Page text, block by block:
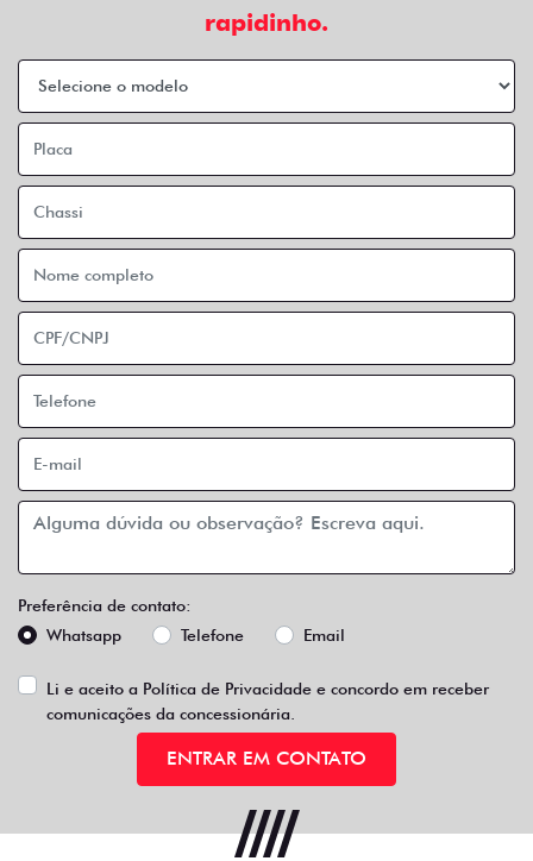
rapidinho.
Preferência de contato:
Whatsapp
Telefone Email
Li e aceito a Política de Privacidade e concordo em receber
comunicações da concessionária.
ENTRAR EM CONTATO